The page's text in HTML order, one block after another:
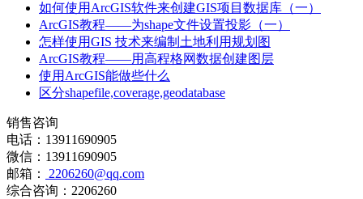
如何使用ArcGIS软件来创建GIS项目数据库（一）
ArcGIS教程——为shape文件设置投影（一）
怎样使用GIS 技术来编制土地利用规划图
ArcGIS教程——用高程格网数据创建图层
使用ArcGIS能做些什么
区分shapefile,coverage,geodatabase
销售咨询
电话：13911690905
微信：13911690905
邮箱：
2206260@qq.com
综合咨询：2206260